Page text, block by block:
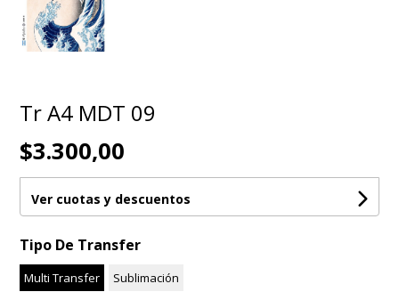
Tr A4 MDT 09
$3.300,00
Ver cuotas y descuentos
Tipo De Transfer
Multi Transfer Sublimación